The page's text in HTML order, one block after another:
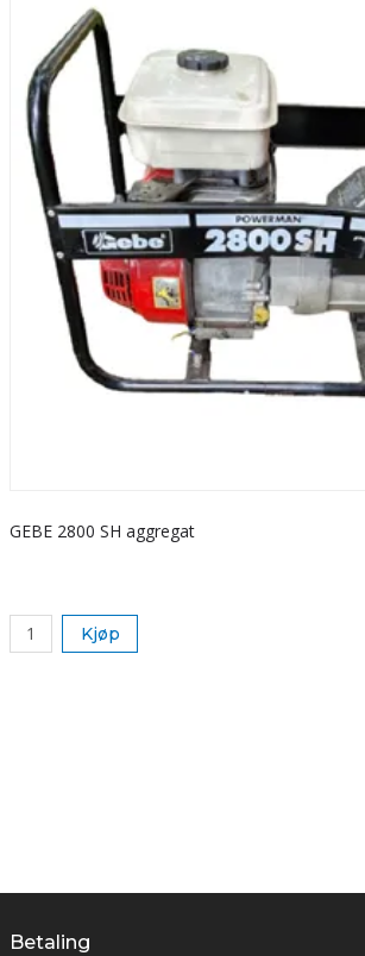
GEBE 2800 SH aggregat
Kjøp
Betaling